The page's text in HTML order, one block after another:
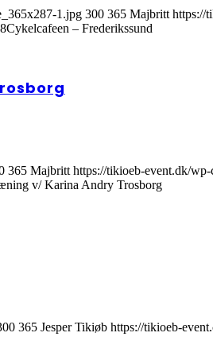
1.jpg 300 365 Majbritt https://
Cykelcafeen – Frederikssund
365 Majbritt https://tikioeb-event.dk/
v/ Karina Andry Trosborg
365 Jesper Tikiøb https://tikioeb-